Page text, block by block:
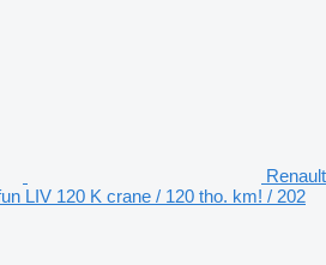
Renault
LIV 120 K crane / 120 tho. km! / 202